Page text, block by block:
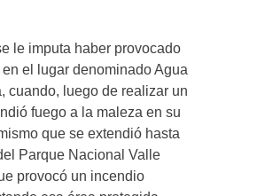
le imputa haber provocado
el lugar denominado Agua
cuando, luego de realizar un
fuego a la maleza en su
que se extendió hasta
Parque Nacional Valle
provocó un incendio